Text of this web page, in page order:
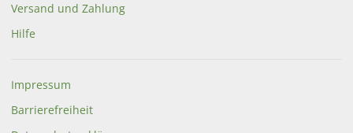
Versand und Zahlung
Hilfe
Impressum
Barrierefreiheit